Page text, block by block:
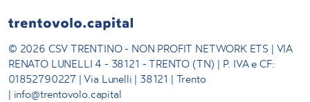
© 2026 CSV TRENTINO - NON PROFIT NETWORK ETS | VIA
RENATO LUNELLI 4 - 38121 - TRENTO (TN) | P. IVA e CF:
01852790227 | Via Lunelli | 38121 | Trento
| info@trentovolo.capital